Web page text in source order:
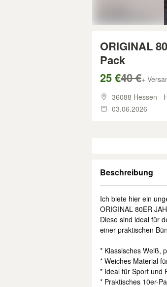
ORIGINAL
Pack
25 €40 €+
36088 Hessen -
03.06.2026
Beschreibung
Ich biete hier ein
ORIGINAL 80ER
Diese sind ideal für
einer praktischen
* Klassisches Weiß,
* Weiches Material
* Ideal für Sport und
* Praktisches 10er-